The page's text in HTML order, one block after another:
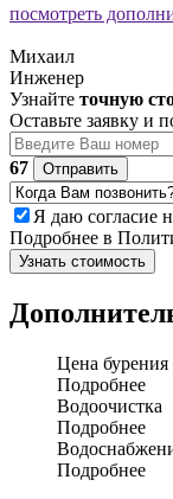
посмотреть
Михаил
Инженер
Узнайте точную
Оставьте заявку и
67
Отправить
Я даю согласие
Подробнее в
Узнать стоимость
Цена
Подробнее
Водоочистка
Подробнее
Подробнее